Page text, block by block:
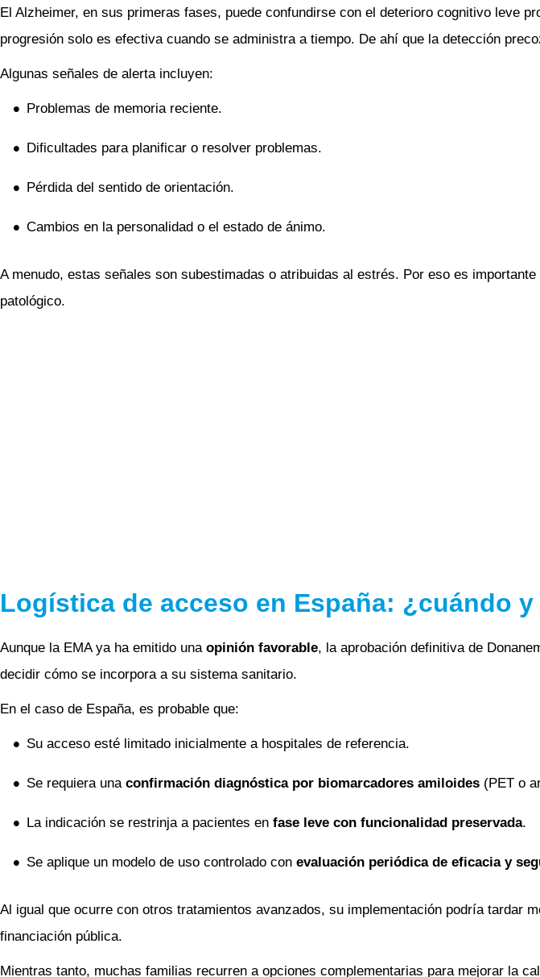
El Alzheimer, en sus primeras fases, puede confundirse con el deterioro cognitivo leve
progresión solo es efectiva cuando se administra a tiempo. De ahí que la detección
Algunas señales de alerta incluyen:
Problemas de memoria reciente.
Dificultades para planificar o resolver problemas.
Pérdida del sentido de orientación.
Cambios en la personalidad o el estado de ánimo.
A menudo, estas señales son subestimadas o atribuidas al estrés. Por eso es
patológico.
Logística de acceso en España: ¿cuándo
Aunque la EMA ya ha emitido una opinión favorable, la aprobación definitiva de
decidir cómo se incorpora a su sistema sanitario.
En el caso de España, es probable que:
Su acceso esté limitado inicialmente a hospitales de referencia.
Se requiera una confirmación diagnóstica por biomarcadores amiloides(PET o
La indicación se restrinja a pacientes en fase leve con funcionalidad preservada.
Se aplique un modelo de uso controlado con evaluación periódica de eficacia y
Al igual que ocurre con otros tratamientos avanzados, su implementación podría tardar
financiación pública.
Mientras tanto, muchas familias recurren a opciones complementarias para mejorar la